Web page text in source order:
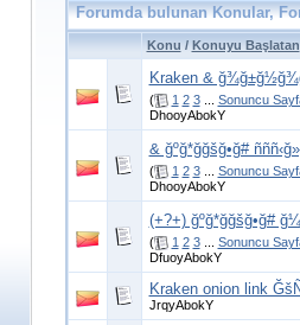
Forumda bulunan Konular,
Konu / Konuyu Başlatan
Kraken &
( 1 2 3 Sonuncu
DhooyAbokY
& ğºğ*ğğšğ•ğ#
( 1 2 3 Sonuncu
DhooyAbokY
(+?+) ğºğ*ğğšğ•ğ#
( 1 2 3 Sonuncu
DfuoyAbokY
Kraken onion link
JrqyAbokY